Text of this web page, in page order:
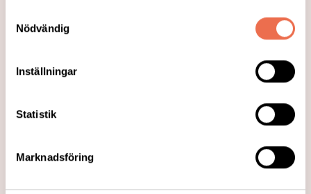
Nödvändig
Inställningar
Statistik
Marknadsföring
2023-05-30
Akademiska
uppdrag för att vårda barn och vuxna med
moyamoya. Det är en allvarlig neurologisk